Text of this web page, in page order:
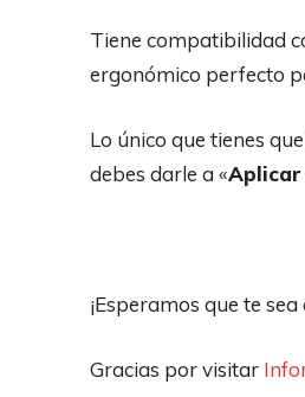
Tiene compatibilidad
ergonómico perfecto
Lo único que tienes
debes darle a «Aplicar
¡Esperamos que te
Gracias por visitar